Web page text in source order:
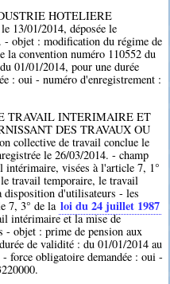
HOTELIERE
13/01/2014, déposée le
- objet : modification du régime de
la convention numéro 110552 du
01/01/2014, pour une durée
: oui - numéro d'enregistrement :
TRAVAIL INTERIMAIRE ET
DES TRAVAUX OU
collective de travail conclue le
le 26/03/2014. - champ
intérimaire, visées à l'article 7, 1°
travail temporaire, le travail
disposition d'utilisateurs - les
7, 3° de la loi du 24 juillet 1987
intérimaire et la mise de
objet : prime de pension aux
de validité : du 01/01/2014 au
force obligatoire demandée : oui -